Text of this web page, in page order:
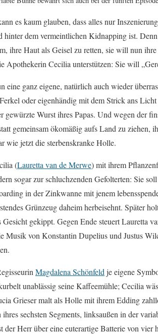
es kaum glauben, dass alles nur
hinter dem vermeintlichen Kidnapping ist.
ihre Haut als Geisel zu retten, sie will nun
Apothekerin Cecilia unterstützen: Sie will
eine ganz eigene, natürlich auch wieder
oder eigenhändig mit dem Strick ans
gewürzte Wurst ihres Papas. Und wegen der
gemeinsam ökomäßig aufs Land zu ziehen,
wie jetzt die sterbenskranke Holle.
(Lauretta van de Merwe) mit ihrem
sogar zur schluchzenden Gefolterten: Sie
in der Zinkwanne mit jenem
Grünzeug daheim herbeisehnt. Später
gekippt. Gegen Ende steuert Lauretta
Musik von Konstantin Dupelius und Justus
Magdalena Schönfeld je eigene
unablässig seine Kaffeemühle; Cecilia
Grieser malt als Holle mit ihrem Edding
sechsten Segments, linksaußen in der
der Herr über eine euterartige Batterie von